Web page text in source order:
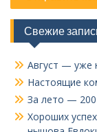
Свежие
Август — уже
Настоящие
За лето —
Хороших